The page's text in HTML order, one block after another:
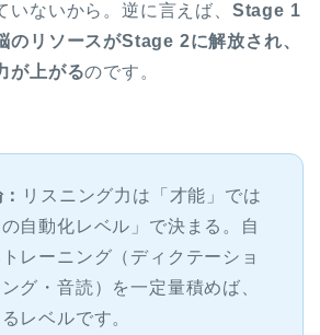
いないから。逆に言えば、 Stage 1
のリソースがStage 2に解放され、
が上がるのです。
リスニング力は「才能」では
自動化レベル」で決まる。自
レーニング（ディクテーショ
グ・音読）を一定量積めば、
レベルです。